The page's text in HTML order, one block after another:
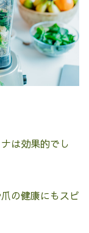
は効果的でし
の健康にもスピ